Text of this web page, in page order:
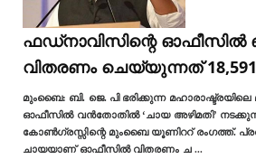
ഫഡ്നാവിസിന്റെ ഓഫീസിൽ
വിതരണം ചെയ്യുന്നത്
മുംബൈ: ബി. ജെ. പി ഭരിക്കുന്ന
ഓഫീസിൽ വൻതോതിൽ ‘ചായ അഴിമതി’
കോൺഗ്രസ്സിന്റെ മുംബൈ യൂണിററ് രംഗത്ത്.
ചായയാണ് ഓഫീസില്‍ വിതരണം ച ...